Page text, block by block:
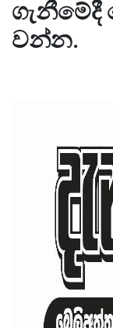
ගැනීමේදී
වන්න.